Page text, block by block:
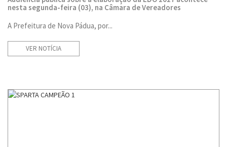
nesta segunda-feira (03), na Câmara de Vereadores
A Prefeitura de Nova Pádua, por...
VER NOTÍCIA